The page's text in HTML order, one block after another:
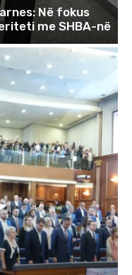
Në fokus
me SHBA-në